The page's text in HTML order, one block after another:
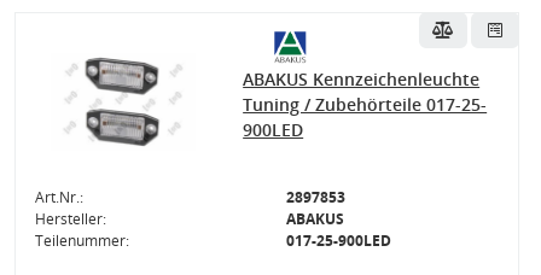
ABAKUS Kennzeichenleuchte
Tuning / Zubehörteile 017-25-
900LED
Art.Nr.:
2897853
Hersteller:
ABAKUS
Teilenummer:
017-25-900LED